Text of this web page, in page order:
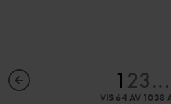
1 23...
VIS 64 AV 1038